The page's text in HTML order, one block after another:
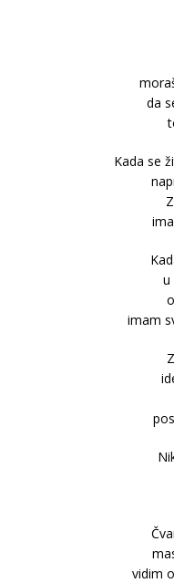
da
Kada se
u
imam
vidim